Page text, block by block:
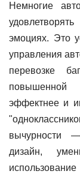
Немногие
эмоциях. Это
управления
перевозке
эффектнее и
вычурности
дизайн,